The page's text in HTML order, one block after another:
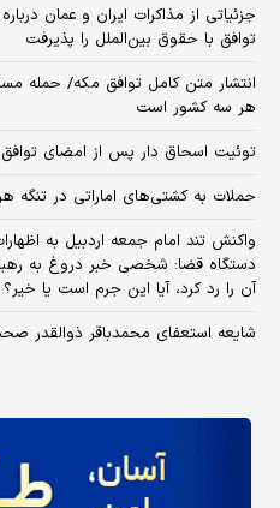
جزئیاتی از مذاکرات ایران و عمان
توافق با حقوق بین‌الملل را پذیرفت
انتشار متن کامل توافق مکه/ حمله
هر سه کشور است
توئیت اسحاق دار پس از امضای
حملات به کشتی‌های اماراتی در تنگه
واکنش تند امام جمعه اردبیل به
دستگاه قضا: شخصی خبر دروغ به
آن را رد کرد، آیا این جرم است یا خیر؟
شایعه استعفای محمدباقر ذوالقدر